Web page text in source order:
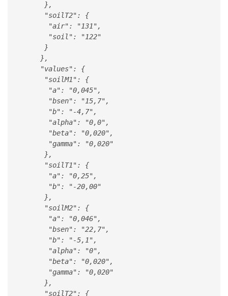
      },
      "soilT2": {
       "air": "131",
       "soil": "122"
      }
     },
     "values": {
      "soilM1": {
       "a": "0,045",
       "bsen": "15,7",
       "b": "-4,7",
       "alpha": "0,0",
       "beta": "0,020",
       "gamma": "0,020"
      },
      "soilT1": {
       "a": "0,25",
       "b": "-20,00"
      },
      "soilM2": {
       "a": "0,046",
       "bsen": "22,7",
       "b": "-5,1",
       "alpha": "0",
       "beta": "0,020",
       "gamma": "0,020"
      },
      "soilT2": {